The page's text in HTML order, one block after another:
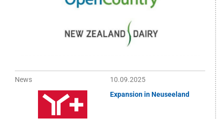
News
10.09.2025
Expansion in Neuseeland